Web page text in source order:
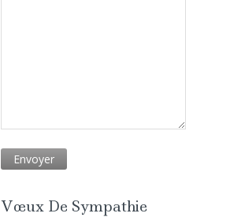
Vœux De Sympathie